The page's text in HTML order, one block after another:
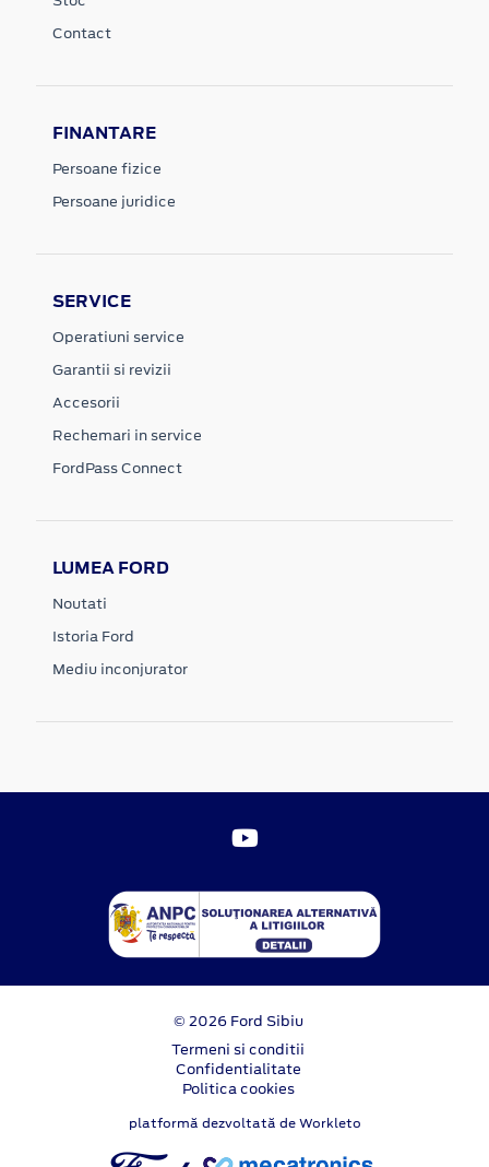
Contact
FINANTARE
Persoane fizice
Persoane juridice
SERVICE
Operatiuni service
Garantii si revizii
Accesorii
Rechemari in service
FordPass Connect
LUMEA FORD
Noutati
Istoria Ford
Mediu inconjurator
© 2026 Ford Sibiu
Termeni si conditii
Confidentialitate
Politica cookies
platformă dezvoltată de Workleto